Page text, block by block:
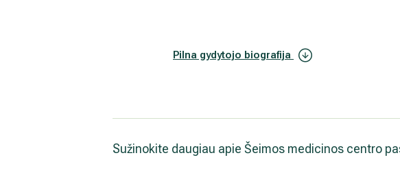
Pilna gydytojo biografija
Sužinokite daugiau apie Šeimos medicinos centro